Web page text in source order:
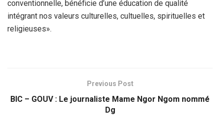
conventionnelle, bénéficie d’une éducation de qualité
intégrant nos valeurs culturelles, cultuelles, spirituelles et
religieuses».
Previous Post
BIC – GOUV : Le journaliste Mame Ngor Ngom nommé
Dg